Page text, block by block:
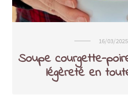
16/03/2025
Soupe courgette-
légèreté en